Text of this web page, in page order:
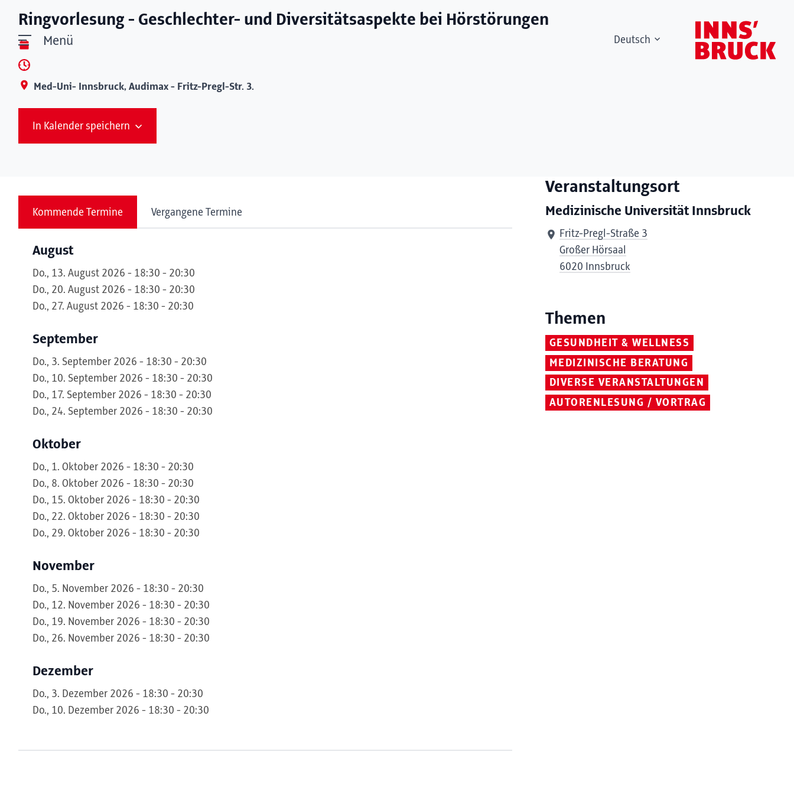
Menü Deutsch
Ringvorlesung - Geschlechter- und Diversitätsaspekte bei Hörstörungen
Med-Uni- Innsbruck, Audimax - Fritz-Pregl-Str. 3.
In Kalender speichern
Kommende Termine Vergangene Termine
August
Do., 13. August 2026 - 18:30 - 20:30
Do., 20. August 2026 - 18:30 - 20:30
Do., 27. August 2026 - 18:30 - 20:30
September
Do., 3. September 2026 - 18:30 - 20:30
Do., 10. September 2026 - 18:30 - 20:30
Do., 17. September 2026 - 18:30 - 20:30
Do., 24. September 2026 - 18:30 - 20:30
Oktober
Do., 1. Oktober 2026 - 18:30 - 20:30
Do., 8. Oktober 2026 - 18:30 - 20:30
Do., 15. Oktober 2026 - 18:30 - 20:30
Do., 22. Oktober 2026 - 18:30 - 20:30
Do., 29. Oktober 2026 - 18:30 - 20:30
November
Do., 5. November 2026 - 18:30 - 20:30
Do., 12. November 2026 - 18:30 - 20:30
Do., 19. November 2026 - 18:30 - 20:30
Do., 26. November 2026 - 18:30 - 20:30
Dezember
Do., 3. Dezember 2026 - 18:30 - 20:30
Do., 10. Dezember 2026 - 18:30 - 20:30
Veranstaltungsort
Medizinische Universität Innsbruck
Fritz-Pregl-Straße 3
Großer Hörsaal
6020 Innsbruck
Themen
GESUNDHEIT & WELLNESS
MEDIZINISCHE BERATUNG
DIVERSE VERANSTALTUNGEN
AUTORENLESUNG / VORTRAG